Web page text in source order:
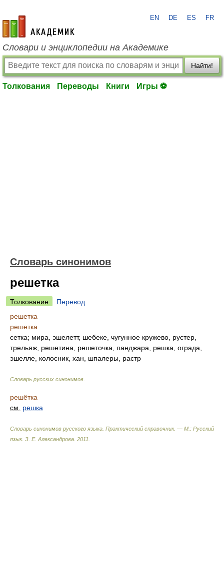
academic.ru
EN DE ES FR
Словари и энциклопедии на Академике
Найти!
Толкования Переводы Книги Игры ⚽
Словарь синонимов
решетка
Толкование
Перевод
решетка
решетка
сетка; мира, эшелетт, шебеке, чугунное кружево, рустер,
трельяж, решетина, решеточка, панджара, решка, ограда,
эшелле, колосник, хан, шпалеры, растр
Словарь русских синонимов
решётка
см.
решка
Словарь синонимов русского языка. Практический справочник. — М.: Русский
язык. З. Е. Александрова 2011